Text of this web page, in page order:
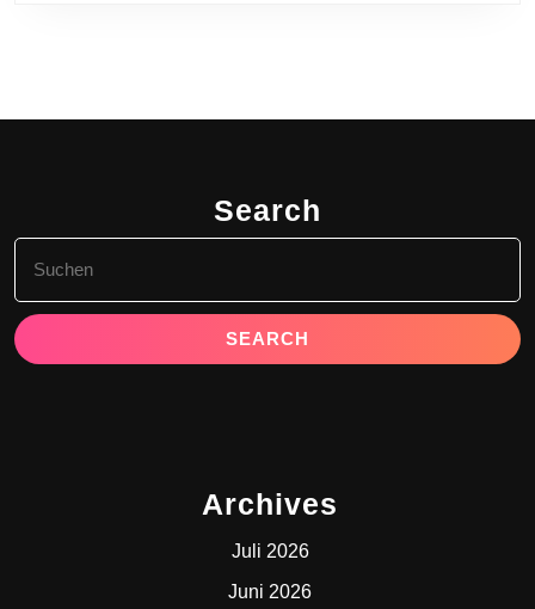
Search
for:
Archives
Juli 2026
Juni 2026